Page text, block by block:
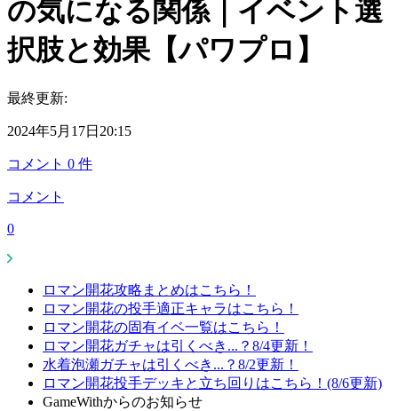
の気になる関係｜イベント選
択肢と効果【パワプロ】
最終更新:
2024年5月17日20:15
コメント 0 件
コメント
0
ロマン開花攻略まとめはこちら！
ロマン開花の投手適正キャラはこちら！
ロマン開花の固有イベ一覧はこちら！
ロマン開花ガチャは引くべき...？8/4更新！
水着泡瀬ガチャは引くべき...？8/2更新！
ロマン開花投手デッキと立ち回りはこちら！(8/6更新)
GameWithからのお知らせ